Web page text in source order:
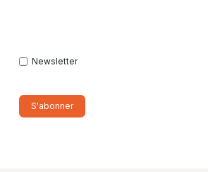
Newsletter
S'abonner